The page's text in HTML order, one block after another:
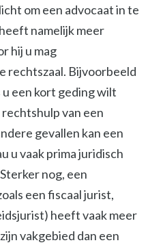
om een advocaat in te
namelijk meer
hij u mag
rechtszaal. Bijvoorbeeld
u een kort geding wilt
van een
gevallen kan een
u vaak prima juridisch
nog, een
een fiscaal jurist,
heeft vaak meer
vakgebied dan een